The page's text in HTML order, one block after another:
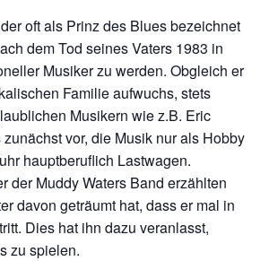
oft als Prinz des Blues bezeichnet
dem Tod seines Vaters 1983 in
Musiker zu werden. Obgleich er
Familie aufwuchs, stets
Musikern wie z.B. Eric
vor, die Musik nur als Hobby
hauptberuflich Lastwagen.
der Muddy Waters Band erzählten
davon geträumt hat, dass er mal in
Dies hat ihn dazu veranlasst,
zu spielen.